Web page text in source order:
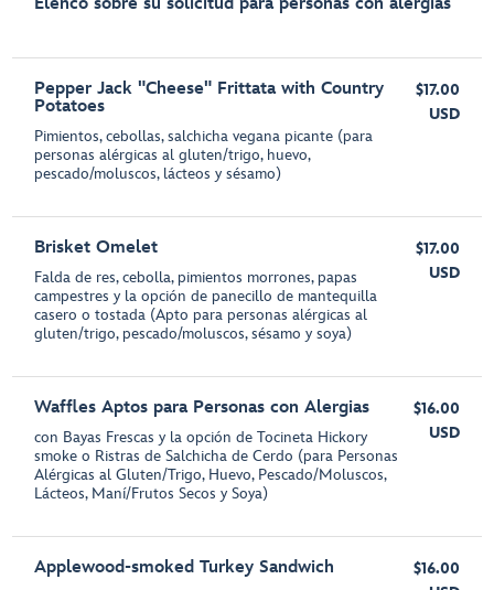
Pepper Jack "Cheese" Frittata with Country
Potatoes
Pimientos, cebollas, salchicha vegana picante (para
personas alérgicas al gluten/trigo, huevo,
pescado/moluscos, lácteos y sésamo)
$17.00
USD
Brisket Omelet
Falda de res, cebolla, pimientos morrones, papas
campestres y la opción de panecillo de mantequilla
casero o tostada (Apto para personas alérgicas al
gluten/trigo, pescado/moluscos, sésamo y soya)
$17.00
USD
Waffles Aptos para Personas con Alergias
con Bayas Frescas y la opción de Tocineta Hickory
smoke o Ristras de Salchicha de Cerdo (para Personas
Alérgicas al Gluten/Trigo, Huevo, Pescado/Moluscos,
Lácteos, Maní/Frutos Secos y Soya)
$16.00
USD
Applewood-smoked Turkey Sandwich
$16.00